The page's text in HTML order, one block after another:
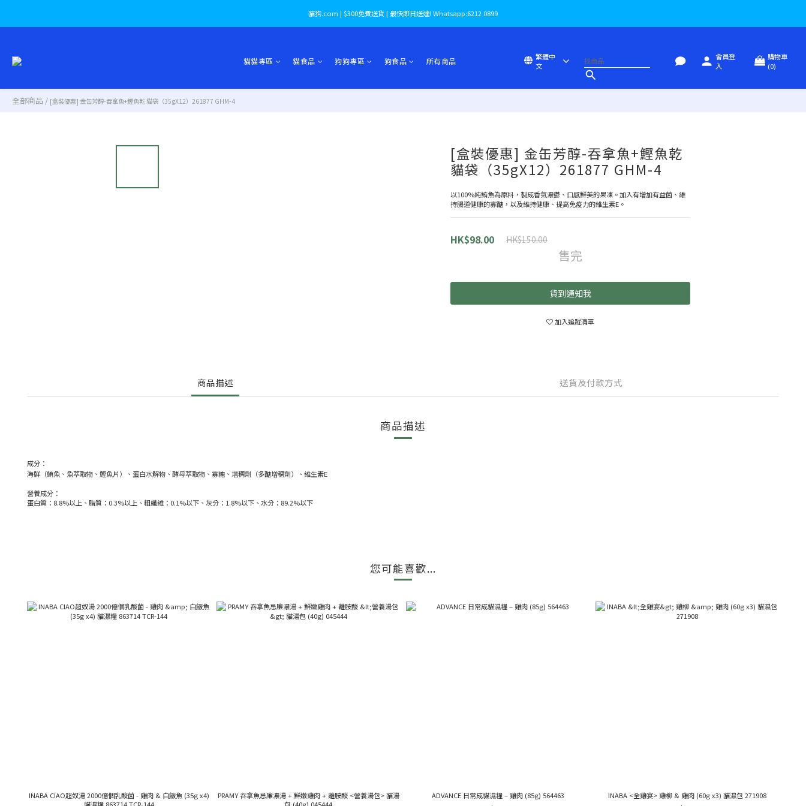
貓狗.com | $300免費送貨 | 最快即日送達! Whatsapp:6212 0899
繁體中
文
會員登
入
購物車
(0)
貓貓專區 貓食品 狗狗專區 狗食品 所有商品
全部商品 / [盒裝優惠] 金缶芳醇-吞拿魚+鰹魚乾 貓袋（35gX12）261877 GHM-4
[盒裝優惠] 金缶芳醇-吞拿魚+鰹魚乾
貓袋（35gX12）261877 GHM-4
以100%純鮪魚為原料，製成香氣濃鬱、口感鮮美的果凍。加入有增加有益菌、維
持腸道健康的寡醣，以及維持健康、提高免疫力的維生素E。
HK$98.00 HK$150.00
售完
貨到通知我
加入追蹤清單
商品描述 送貨及付款方式
商品描述
成分：
海鮮（鮪魚、魚萃取物、鰹魚片）、蛋白水解物、酵母萃取物、寡糖、增稠劑（多醣增稠劑）、維生素E
營養成分：
蛋白質：8.8%以上、脂質：0.3%以上、粗纖維：0.1%以下、灰分：1.8%以下、水分：89.2%以下
您可能喜歡...
INABA CIAO超奴湯 2000億個乳酸菌 - 雞肉 & 白飯魚 (35g x4)
PRAMY 吞拿魚忌廉濃湯 + 鮮嫩雞肉 + 離胺酸 <營養湯包> 貓湯
ADVANCE 日常成貓濕糧 – 雞肉 (85g) 564463 INABA <全雞宴> 雞柳 & 雞肉 (60g x3) 貓濕包 271908